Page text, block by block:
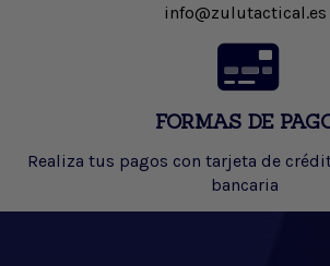
info@zulutactical.es
FORMAS DE
Realiza tus pagos con tarjeta de
bancaria